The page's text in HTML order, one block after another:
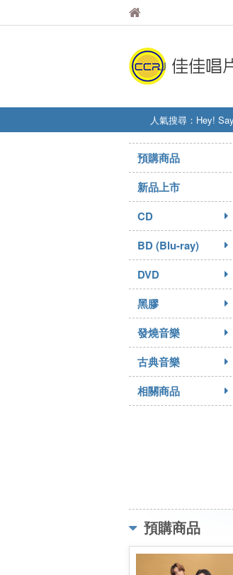
人氣搜尋： Hey!
STRAY KIDS
盧
預購商品
新品上市
CD
BD (Blu-ray)
DVD
黑膠
發燒音樂
古典音樂
相關商品
預購商品